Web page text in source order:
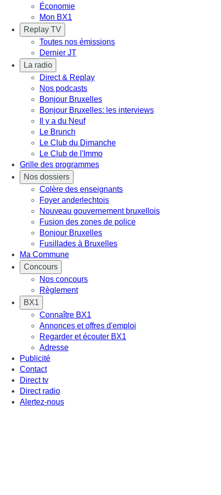
Économie
Mon BX1
Replay TV
Toutes nos émissions
Dernier JT
La radio
Direct & Replay
Nos podcasts
Bonjour Bruxelles
Bonjour Bruxelles: les interviews
Il y a du Neuf
Le Brunch
Le Club du Dimanche
Le Club de l'Immo
Grille des programmes
Nos dossiers
Colère des enseignants
Foyer anderlechtois
Nouveau gouvernement bruxellois
Fusion des zones de police
Bonjour Bruxelles
Fusillades à Bruxelles
Ma Commune
Concours
Nos concours
Règlement
BX1
Connaître BX1
Annonces et offres d'emploi
Regarder et écouter BX1
Adresse
Publicité
Contact
Direct tv
Direct radio
Alertez-nous